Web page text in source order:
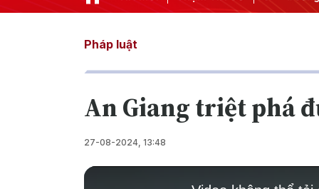
Pháp luật
An Giang triệt phá
27-08-2024, 13:48
This